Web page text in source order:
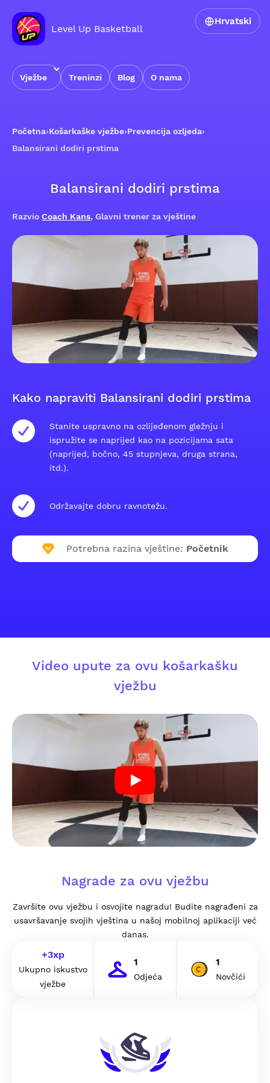
Level Up Basketball
Vježbe Treninzi Blog O nama
Hrvatski
Početna›Košarkaške vježbe›Prevencija ozljeda›
Balansirani dodiri prstima
Balansirani dodiri prstima
Razvio Coach Kans, Glavni trener za vještine
Kako napraviti Balansirani dodiri prstima
Stanite uspravno na ozlijeđenom gležnju i
ispružite se naprijed kao na pozicijama sata
(naprijed, bočno, 45 stupnjeva, druga strana,
itd.).
Održavajte dobru ravnotežu.
Potrebna razina vještine: Početnik
Video upute za ovu košarkašku
vježbu
Nagrade za ovu vježbu
Završite ovu vježbu i osvojite nagradu! Budite nagrađeni za
usavršavanje svojih vještina u našoj mobilnoj aplikaciji već
danas.
+3xp
Ukupno iskustvo
vježbe
1
Odjeća
1
Novčići